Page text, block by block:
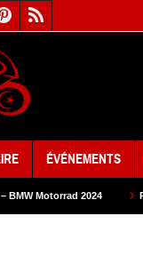
ÉVÉNEMENTS
Prix du neuf –